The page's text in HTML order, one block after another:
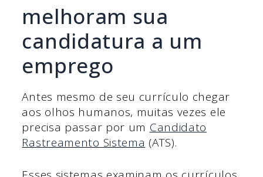
melhoram sua
candidatura a um
emprego
Antes mesmo de seu currículo chegar
aos olhos humanos, muitas vezes ele
precisa passar por um Candidato
Rastreamento Sistema (ATS).